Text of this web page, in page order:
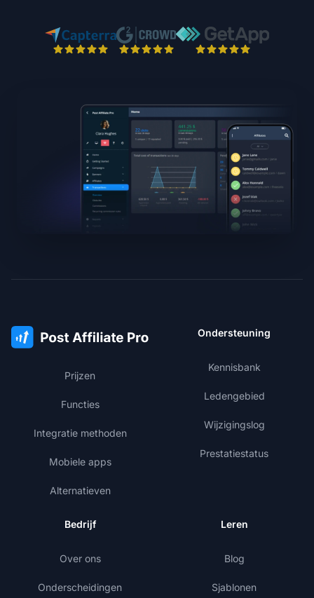
Prijzen
Functies
Integratie methoden
Mobiele apps
Alternatieven
Ondersteuning
Kennisbank
Ledengebied
Wijzigingslog
Prestatiestatus
Bedrijf
Over ons
Onderscheidingen
Leren
Blog
Sjablonen